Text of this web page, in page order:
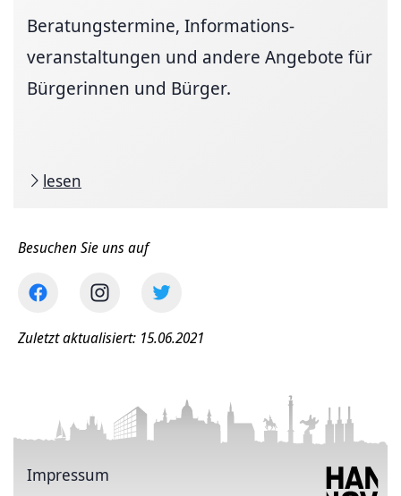
Beratungstermine, Informa­tions­
veranstaltungen und andere Angebote für
Bürgerinnen und Bürger.
lesen
Besuchen Sie uns auf
Zuletzt aktualisiert: 15.06.2021
Impressum